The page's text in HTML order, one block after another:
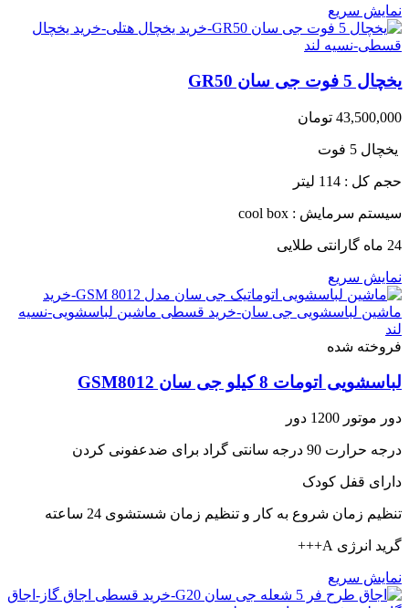
نمایش سریع
یخچال 5 فوت جی سان GR50
43,500,000 تومان
یخچال 5 فوت
حجم کل : 114 لیتر
سیستم سرمایش : cool box
24 ماه گارانتی طلایی
نمایش سریع
فروخته شده
لباسشویی اتومات 8 کیلو جی سان GSM8012
دور موتور 1200 دور
درجه حرارت 90 درجه سانتی گراد برای ضدعفونی کردن
دارای قفل کودک
تنظیم زمان شروع به کار و تنظیم زمان شستشوی 24 ساعته
گرید انرژی A+++
نمایش سریع